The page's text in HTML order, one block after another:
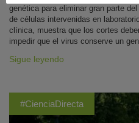
genética para eliminar gran parte
de células intervenidas en
clínica, muestra que los cortes
impedir que el virus conserve un
Sigue leyendo
#CienciaDirecta